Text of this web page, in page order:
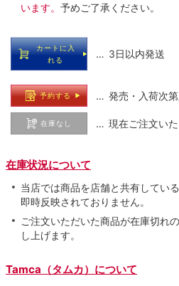
います。 予めご了承ください。
カートに入
れる
… 3日以内発送
予約する … 発売・入荷次
在庫なし … 現在ご注文い
在庫状況について
当店では商品を店舗と共有してい
即時反映されておりません。
ご注文いただいた商品が在庫切れ
し上げます。
Tamca（タムカ）について